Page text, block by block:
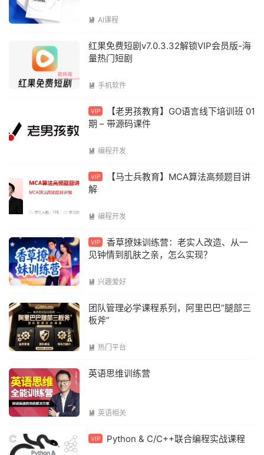
 AI课程
红果免费短剧v7.0.3.32解锁VIP会员版-海
量热门短剧
 手机软件
VIP
【老男孩教育】GO语言线下培训班 01
期 – 带源码课件
 编程开发
VIP
【马士兵教育】MCA算法高频题目讲
解
 编程开发
VIP
香草撩妹训练营：老实人改造、从一
见钟情到肌肤之亲，怎么实现？
 兴趣爱好
团队管理必学课程系列，阿里巴巴“腿部三
板斧”
 热门平台
英语思维训练营
 英语相关
VIP Python & C/C++联合编程实战课程